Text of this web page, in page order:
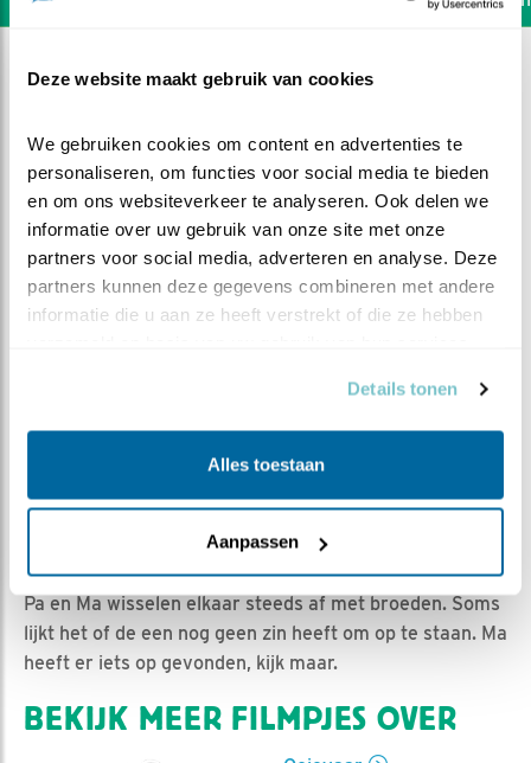
Deze website maakt gebruik van cookies
We gebruiken cookies om content en advertenties te
personaliseren, om functies voor social media te bieden
en om ons websiteverkeer te analyseren. Ook delen we
informatie over uw gebruik van onze site met onze
partners voor social media, adverteren en analyse. Deze
partners kunnen deze gegevens combineren met andere
informatie die u aan ze heeft verstrekt of die ze hebben
Details tonen
Alles toestaan
Aanpassen
Opzij opzij opzij
Jan-Willem BDL | Geplaatst op 25 april 2021, 14:32 |
Pa en Ma wisselen elkaar steeds af met broeden. Soms
lijkt het of de een nog geen zin heeft om op te staan. Ma
heeft er iets op gevonden, kijk maar.
BEKIJK MEER FILMPJES OVER